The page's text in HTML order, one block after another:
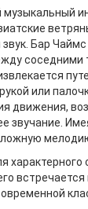
Бар Чаймс
соседними
или
движения,
звучание.
характерного
встречается